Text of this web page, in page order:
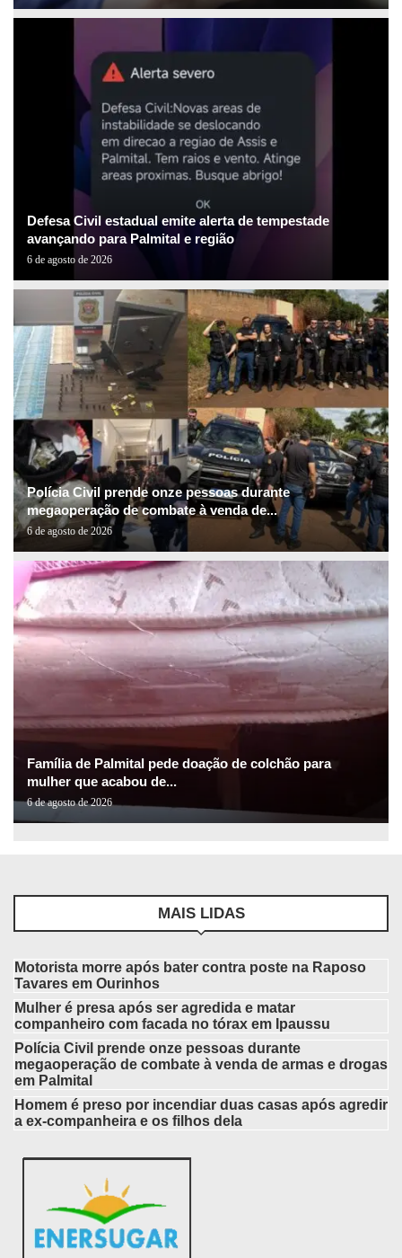
Defesa Civil estadual emite alerta de tempestade
avançando para Palmital e região
6 de agosto de 2026
Polícia Civil prende onze pessoas durante
megaoperação de combate à venda de...
6 de agosto de 2026
Família de Palmital pede doação de colchão para
mulher que acabou de...
6 de agosto de 2026
MAIS LIDAS
Motorista morre após bater contra poste na Raposo
Tavares em Ourinhos
Mulher é presa após ser agredida e matar
companheiro com facada no tórax em Ipaussu
Polícia Civil prende onze pessoas durante
megaoperação de combate à venda de armas e drogas
em Palmital
Homem é preso por incendiar duas casas após agredir
a ex-companheira e os filhos dela